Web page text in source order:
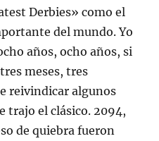
Derbies» como el
del mundo. Yo
años, ocho años, si
meses, tres
reivindicar algunos
trajo el clásico. 2094,
de quiebra fueron